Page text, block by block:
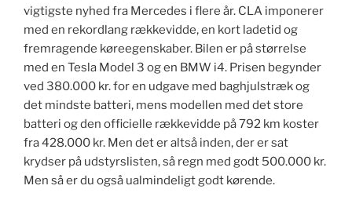
vigtigste nyhed fra Mercedes i flere år. CLA imponerer
med en rekordlang rækkevidde, en kort ladetid og
fremragende køreegenskaber. Bilen er på størrelse
med en Tesla Model 3 og en BMW i4. Prisen begynder
ved 380.000 kr. for en udgave med baghjulstræk og
det mindste batteri, mens modellen med det store
batteri og den officielle rækkevidde på 792 km koster
fra 428.000 kr. Men det er altså inden, der er sat
krydser på udstyrslisten, så regn med godt 500.000 kr.
Men så er du også ualmindeligt godt kørende.